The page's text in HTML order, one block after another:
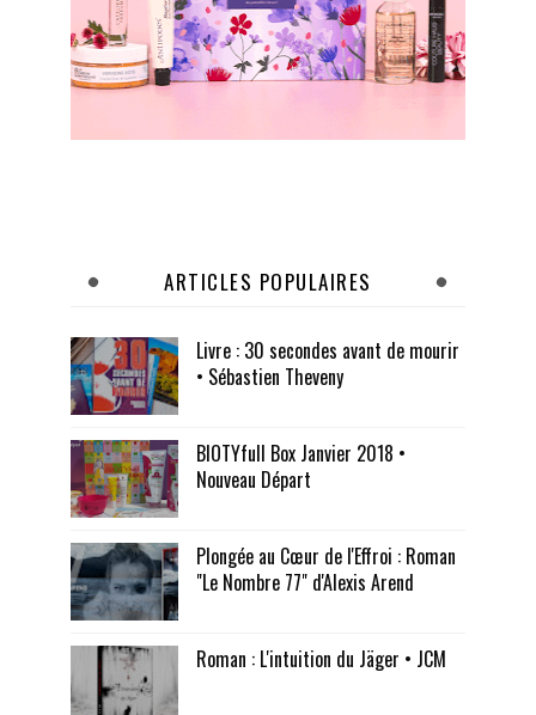
ARTICLES POPULAIRES
Livre : 30 secondes avant de mourir
• Sébastien Theveny
BIOTYfull Box Janvier 2018 •
Nouveau Départ
Plongée au Cœur de l'Effroi : Roman
"Le Nombre 77" d'Alexis Arend
Roman : L'intuition du Jäger • JCM